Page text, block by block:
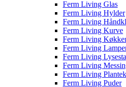
Ferm Living Glas
Ferm Living Hylder
Ferm Living
Ferm Living Kurve
Ferm Living
Ferm Living
Ferm Living
Ferm Living
Ferm Living
Ferm Living Puder